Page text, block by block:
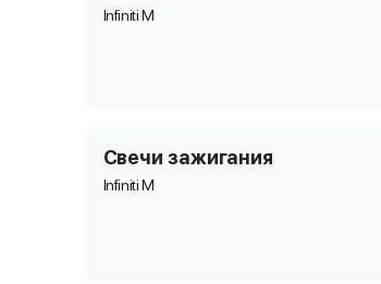
Infiniti M
Свечи зажигания
Infiniti M